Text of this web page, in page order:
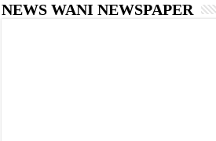
NEWS WANI NEWSPAPER